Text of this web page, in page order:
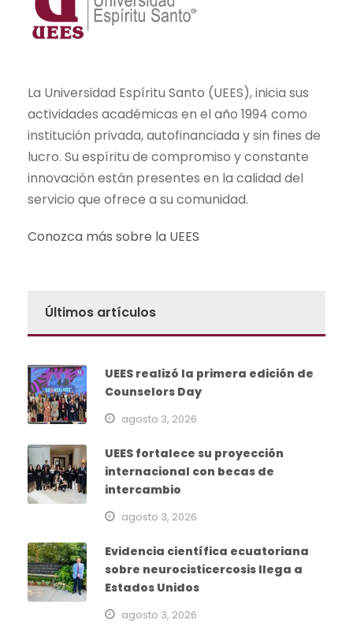
La Universidad Espíritu Santo (UEES), inicia sus
actividades académicas en el año 1994 como
institución privada, autofinanciada y sin fines de
lucro. Su espíritu de compromiso y constante
innovación están presentes en la calidad del
servicio que ofrece a su comunidad.
Conozca más sobre la UEES
Últimos artículos
UEES realizó la primera edición de
Counselors Day
agosto 3, 2026
UEES fortalece su proyección
internacional con becas de
intercambio
agosto 3, 2026
Evidencia científica ecuatoriana
sobre neurocisticercosis llega a
Estados Unidos
agosto 3, 2026